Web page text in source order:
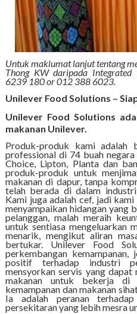
Untuk maklumat lanjut tentang
Thong KW daripada
6239 180 or 012 388 6023.
Unilever Food Solutions –
Unilever Food Solutions
makanan Unilever.
Produk-produk kami adalah
professional di 74 buah negara
Choice, Lipton, Planta dan
produk-produk untuk
makanan di dapur, tanpa
telah berada di dalam
Kami juga adalah cef, jadi
menyampaikan hidangan yang
pelanggan, malah meraih
untuk sentiasa mengeluarkan
menarik, mengikut aliran
bertukar. Unilever Food
perkembangan kemampanan,
positif terhadap industri
mensyorkan servis yang
makanan untuk bekerja di
kemampanan dan makanan
Ia adalah peranan
persekitaran yang lebih mesra